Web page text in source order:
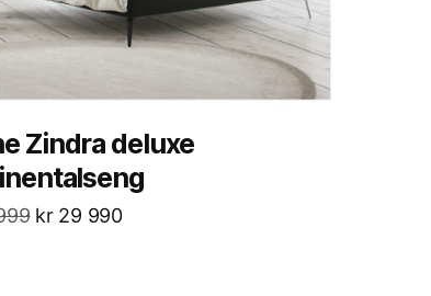
Zindra deluxe
kr29 990